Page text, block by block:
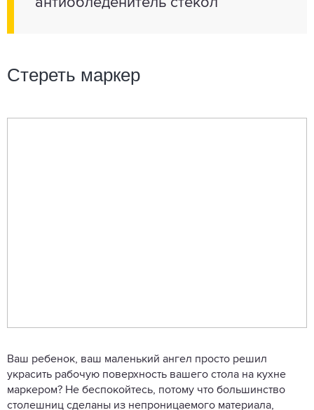
Стереть маркер
Ваш ребенок, ваш маленький ангел просто решил
украсить рабочую поверхность вашего стола на кухне
маркером? Не беспокойтесь, потому что большинство
столешниц сделаны из непроницаемого материала,